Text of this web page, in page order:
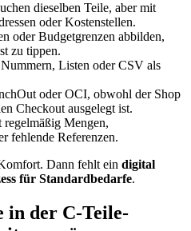
dieselben Teile, aber mit
oder Kostenstellen.
oder Budgetgrenzen abbilden,
zu tippen.
Listen oder CSV als
oder OCI, obwohl der Shop
Checkout ausgelegt ist.
Mengen,
fehlende Referenzen.
Dann fehlt ein digital
für Standardbedarfe.
in der C-Teile-